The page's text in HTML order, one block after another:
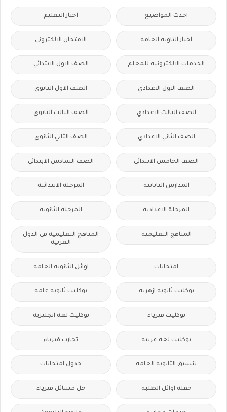
احدث المواضيع اخبار التعليم
اخبار الثاويه العامه الامتحان الالكترونى
الخدمات الالكترونيه للمعلم الصف الاول الابتدائي
الصف الاول الاعدادي الصف الاول الثانوي
الصف الثالث الاعدادي الصف الثالث الثانوي
الصف الثاني الاعدادي الصف الثاني الثانوي
الصف الخامس الابتدائي الصف السادس الابتدائي
المدارس اليابانيه المرحلة الابتدائية
المرحلة الاعدادية المرحلة الثانوية
المناهج التعليميه
المناهج التعليميه في الدول
العربيه
امتحانات اوائل الثانويه العامه
بوكليت ثانويه ازهريه بوكليت ثانويه عامه
بوكليت فيزياء بوكليت لغه انجليزيه
بوكليت لغه عربيه تجارب فيزياء
تنسيق الثانويه العامه جدول امتحانات
حفلة اوائل الطلبه حل مسائل فيزياء